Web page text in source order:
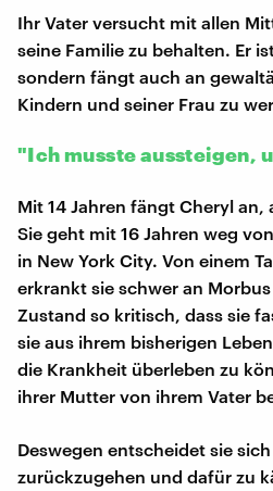
Ihr Vater versucht mit allen
seine Familie zu behalten. Er
sondern fängt auch an
Kindern und seiner Frau zu
"Ich musste aussteigen,
Mit 14 Jahren fängt Cheryl an,
Sie geht mit 16 Jahren weg
in New York City. Von einem
erkrankt sie schwer an
Zustand so kritisch, dass sie
sie aus ihrem bisherigen
die Krankheit überleben zu
ihrer Mutter von ihrem Vater
Deswegen entscheidet sie
zurückzugehen und dafür zu